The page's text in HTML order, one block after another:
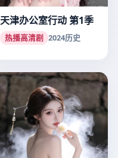
天津办公室行动 第1季
热播高清剧 2024历史